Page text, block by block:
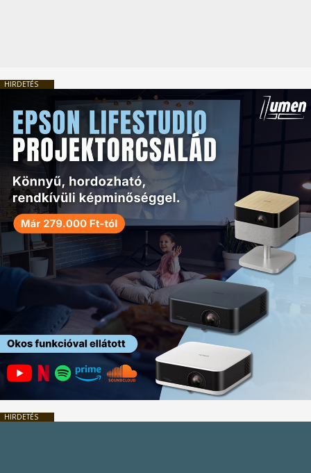
HIRDETÉS
HIRDETÉS